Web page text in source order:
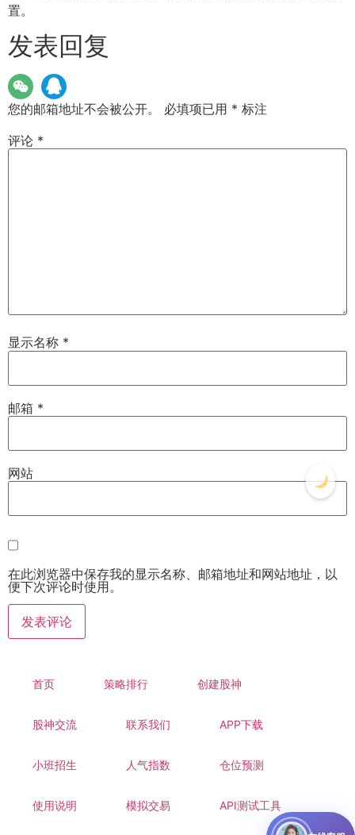
置。
发表回复
您的邮箱地址不会被公开。 必填项已用 * 标注
评论 *
显示名称 *
邮箱 *
网站
在此浏览器中保存我的显示名称、邮箱地址和网站地址，以
便下次评论时使用。
首页 策略排行 创建股神
股神交流 联系我们 APP下载
小班招生 人气指数 仓位预测
使用说明 模拟交易 API测试工具